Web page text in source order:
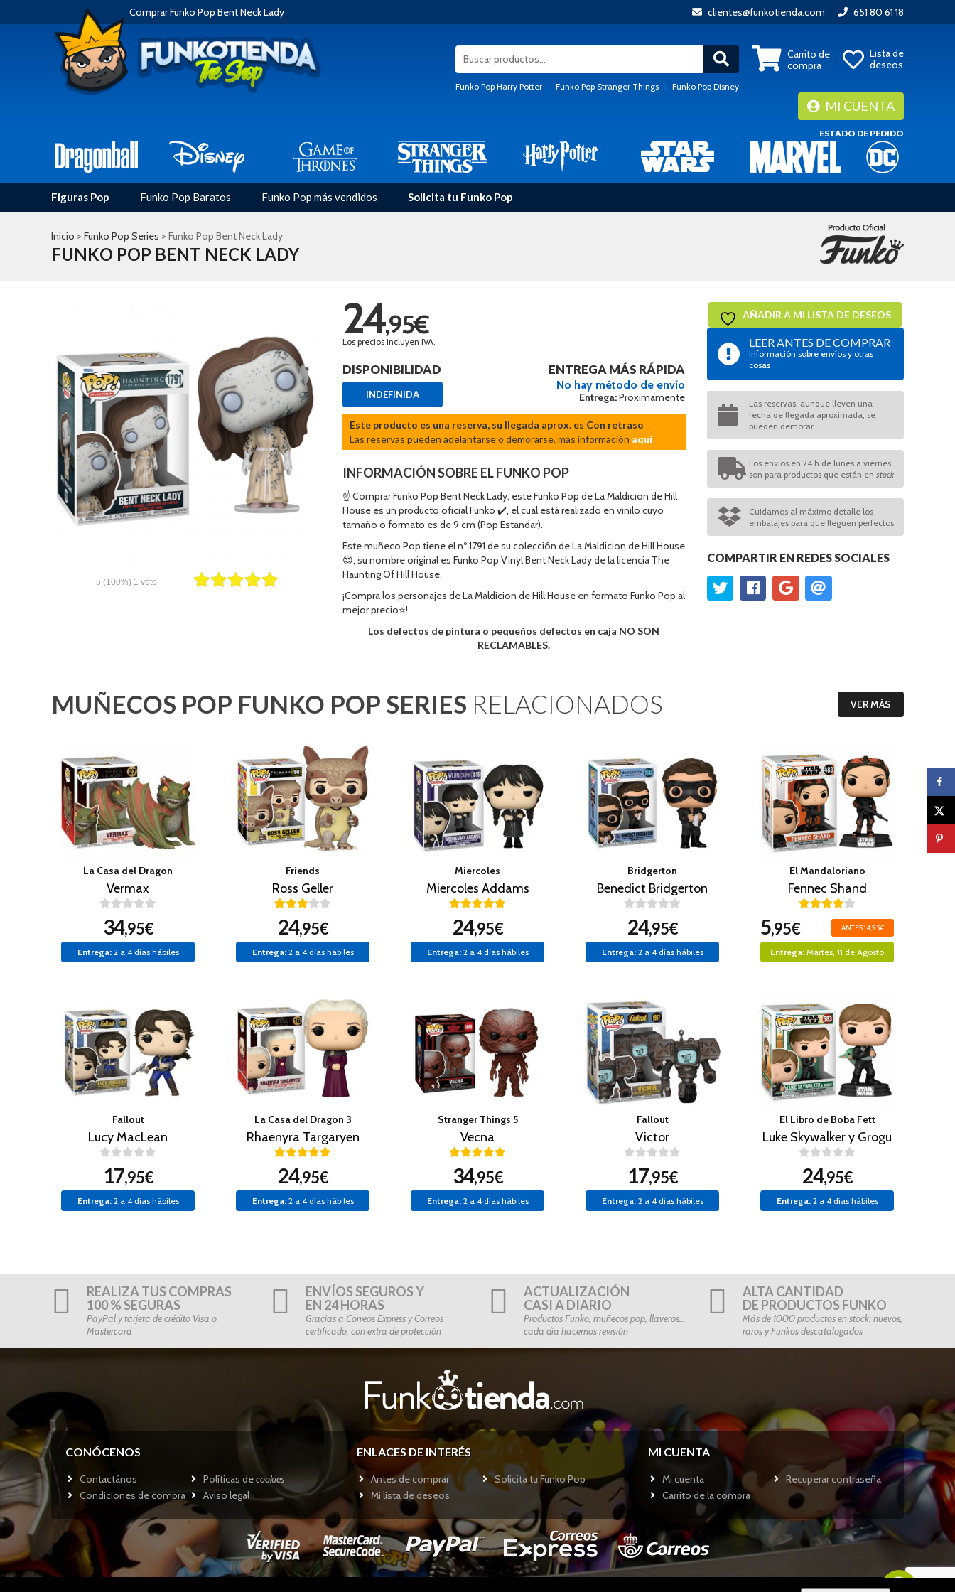
Comprar Funko Pop Bent Neck Lady clientes@funkotienda.com 651 80 61 18
Funko Pop Harry Potter | Funko Pop Stranger Things | Funko Pop Disney
Carrito de
compra
Lista de
deseos
MI CUENTA
ESTADO DE PEDIDO
Figuras Pop Funko Pop Baratos Funko Pop más vendidos Solicita tu Funko Pop
Inicio > Funko Pop Series > Funko Pop Bent Neck Lady
FUNKO POP BENT NECK LADY
5 (100%) 1 voto
24,95€
Los precios incluyen IVA.
DISPONIBILIDAD
INDEFINIDA
ENTREGA MÁS RÁPIDA
No hay método de envío
Entrega:Proximamente
Este producto es una reserva, su llegada aprox. es Con retraso
Las reservas pueden adelantarse o demorarse, más información aquí
INFORMACIÓN SOBRE EL FUNKO POP
☝ Comprar Funko Pop Bent Neck Lady, este Funko Pop de La Maldicion de Hill
House es un producto oficial Funko ✔️, el cual está realizado en vinilo cuyo
tamaño o formato es de 9 cm (Pop Estandar).
Este muñeco Pop tiene el nº 1791 de su colección de La Maldicion de Hill House
😍, su nombre original es Funko Pop Vinyl Bent Neck Lady de la licencia The
Haunting Of Hill House.
¡Compra los personajes de La Maldicion de Hill House en formato Funko Pop al
mejor precio⭐!
Los defectos de pintura o pequeños defectos en caja NO SON
RECLAMABLES.
AÑADIR A MI LISTA DE DESEOS
LEER ANTES DE COMPRAR
Información sobre envíos y otras
cosas
Las reservas, aunque lleven una
fecha de llegada aproximada, se
pueden demorar.
Los envios en 24 h de lunes a viernes
son para productos que están en stock
Cuidamos al máximo detalle los
embalajes para que lleguen perfectos
COMPARTIR EN REDES SOCIALES
MUÑECOS POP FUNKO POP SERIES RELACIONADOS VER MÁS
La Casa del Dragon
Vermax
34,95€
Entrega:2 a 4 días hábiles
Friends
Ross Geller
24,95€
Entrega:2 a 4 días hábiles
Miercoles
Miercoles Addams
24,95€
Entrega:2 a 4 días hábiles
Bridgerton
Benedict Bridgerton
24,95€
Entrega:2 a 4 días hábiles
El Mandaloriano
Fennec Shand
5,95€ ANTES 14,95€
Entrega: Martes, 11 de Agosto
Fallout
Lucy MacLean
17,95€
Entrega:2 a 4 días hábiles
La Casa del Dragon 3
Rhaenyra Targaryen
24,95€
Entrega:2 a 4 días hábiles
Stranger Things 5
Vecna
34,95€
Entrega:2 a 4 días hábiles
Fallout
Victor
17,95€
Entrega:2 a 4 días hábiles
El Libro de Boba Fett
Luke Skywalker y Grogu
24,95€
Entrega:2 a 4 días hábiles
REALIZA TUS COMPRAS
100 % SEGURAS
PayPal y tarjeta de crédito Visa o
Mastercard
ENVÍOS SEGUROS Y
EN 24 HORAS
Gracias a Correos Express y Correos
certificado, con extra de protección
ACTUALIZACIÓN
CASI A DIARIO
Productos Funko, muñecos pop, llaveros…
cada día hacemos revisión
ALTA CANTIDAD
DE PRODUCTOS FUNKO
Más de 1000 productos en stock: nuevos,
raros y Funkos descatalogados
CONÓCENOS
Contactános Políticas decookies
Condiciones de compra
Aviso legal
ENLACES DE INTERÉS
Antes de comprar
Solicita tu Funko Pop
Mi lista de deseos
MI CUENTA
Mi cuenta
Recuperar contraseña
Carrito de la compra